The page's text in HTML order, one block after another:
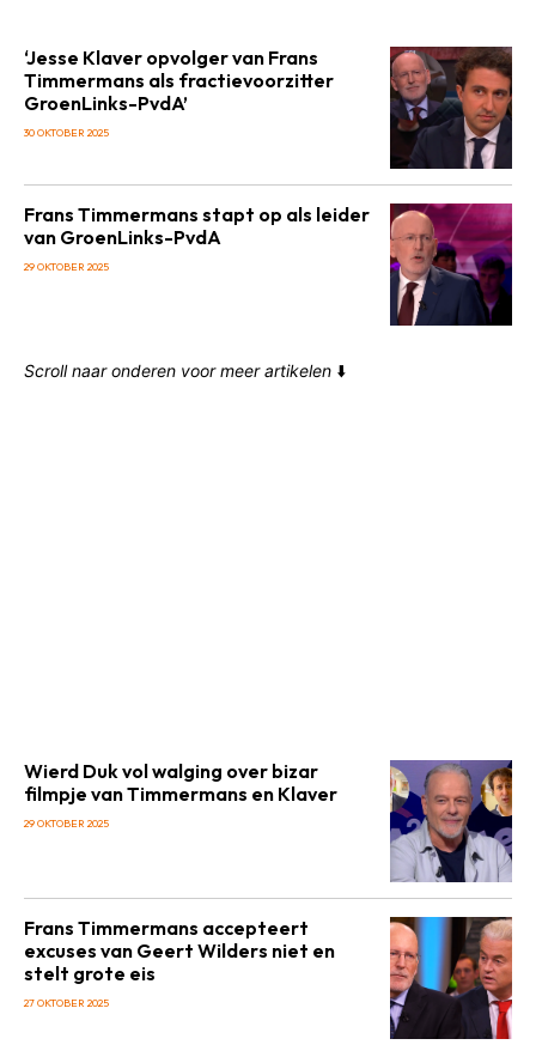
‘Jesse Klaver opvolger van Frans
Timmermans als fractievoorzitter
GroenLinks-PvdA’
30 OKTOBER 2025
Frans Timmermans stapt op als leider
van GroenLinks-PvdA
29 OKTOBER 2025
Scroll naar onderen voor meer artikelen ⬇️
Wierd Duk vol walging over bizar
filmpje van Timmermans en Klaver
29 OKTOBER 2025
Frans Timmermans accepteert
excuses van Geert Wilders niet en
stelt grote eis
27 OKTOBER 2025